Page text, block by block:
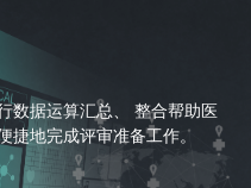
数据运算汇总、 整合帮助医
捷地完成评审准备工作。